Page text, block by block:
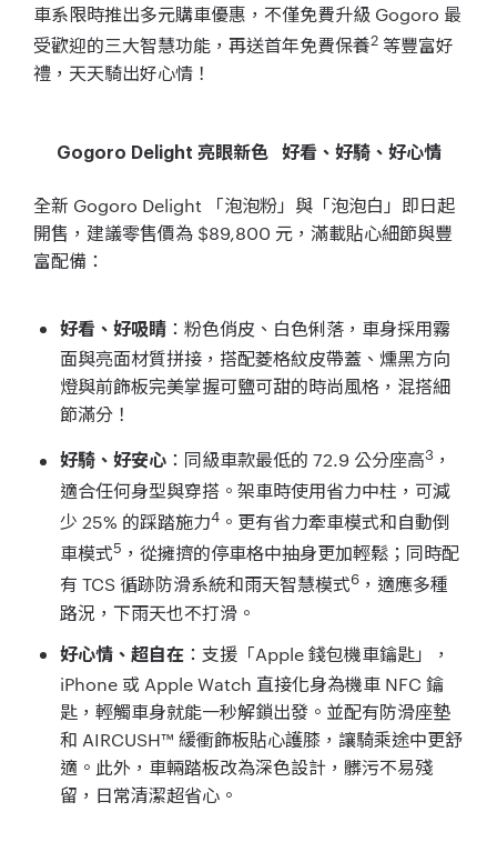
車系限時推出多元購車優惠，不僅免費升級 Gogoro 最
受歡迎的三大智慧功能，再送首年免費保養2 等豐富好
禮，天天騎出好心情！
Gogoro Delight 亮眼新色 好看、好騎、好心情
全新 Gogoro Delight 「泡泡粉」與「泡泡白」即日起
開售，建議零售價為 $89,800 元，滿載貼心細節與豐
富配備：
好看、好吸睛 ：粉色俏皮、白色俐落，車身採用霧
面與亮面材質拼接，搭配菱格紋皮帶蓋、燻黑方向
燈與前飾板完美掌握可鹽可甜的時尚風格，混搭細
節滿分！
好騎、好安心 ：同級車款最低的 72.9 公分座高3 ，
適合任何身型與穿搭。架車時使用省力中柱，可減
少 25% 的踩踏施力4 。更有省力牽車模式和自動倒
車模式5 ，從擁擠的停車格中抽身更加輕鬆；同時配
有 TCS 循跡防滑系統和雨天智慧模式6 ，適應多種
路況，下雨天也不打滑。
好心情、超自在 ：支援「Apple 錢包機車鑰匙」，
iPhone 或 Apple Watch 直接化身為機車 NFC 鑰
匙，輕觸車身就能一秒解鎖出發。並配有防滑座墊
和 AIRCUSH™ 緩衝飾板貼心護膝，讓騎乘途中更舒
適。此外，車輛踏板改為深色設計，髒污不易殘
留，日常清潔超省心。